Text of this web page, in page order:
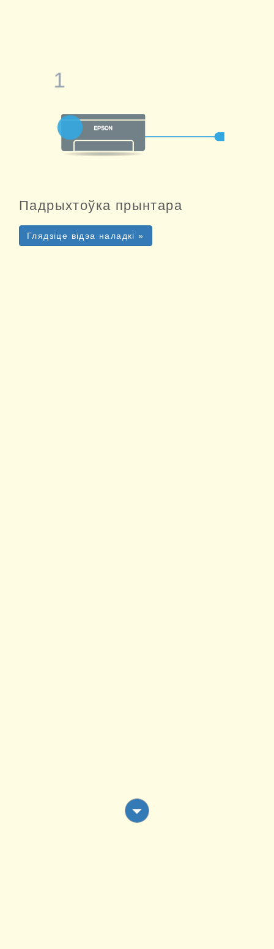
Падрыхтоўка прынтара
Глядзіце відэа наладкі »